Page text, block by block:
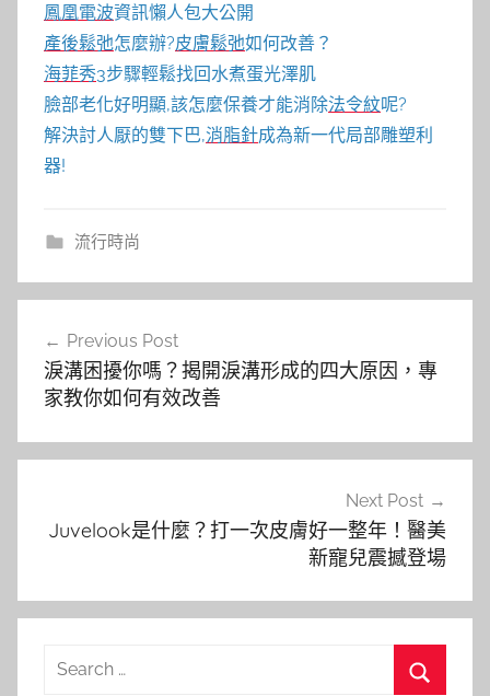
鳳凰電波資訊懶人包大公開
產後鬆弛怎麼辦?皮膚鬆弛如何改善？
海菲秀3步驟輕鬆找回水煮蛋光澤肌
臉部老化好明顯,該怎麼保養才能消除法令紋呢?
解決討人厭的雙下巴,消脂針成為新一代局部雕塑利
器!
流行時尚
覽
Previous Post
淚溝困擾你嗎？揭開淚溝形成的四大原因，專
家教你如何有效改善
Next Post
Juvelook是什麼？打一次皮膚好一整年！醫美
新寵兒震撼登場
Search